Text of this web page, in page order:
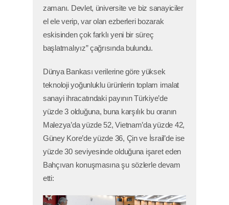
zamanı. Devlet, üniversite ve biz sanayiciler
el ele verip, var olan ezberleri bozarak
eskisinden çok farklı yeni bir süreç
başlatmalıyız” çağrısında bulundu.
Dünya Bankası verilerine göre yüksek
teknoloji yoğunluklu ürünlerin toplam imalat
sanayi ihracatındaki payının Türkiye’de
yüzde 3 olduğuna, buna karşılık bu oranın
Malezya’da yüzde 52, Vietnam’da yüzde 42,
Güney Kore’de yüzde 36, Çin ve İsrail’de ise
yüzde 30 seviyesinde olduğuna işaret eden
Bahçıvan konuşmasına şu sözlerle devam
etti: